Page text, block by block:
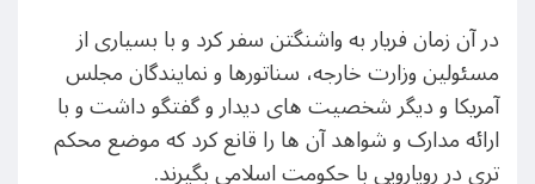
در آن زمان فریار به واشنگتن سفر کرد و با بسیاری از
مسئولین وزارت خارجه، سناتورها و نمایندگان مجلس
آمریکا و دیگر شخصیت های دیدار و گفتگو داشت و با
ارائه مدارک و شواهد آن ها را قانع کرد که موضع محکم
تری در رویارویی با حکومت اسلامی بگیرند.